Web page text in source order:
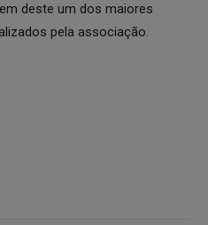
deste um dos maiores
pela associação.